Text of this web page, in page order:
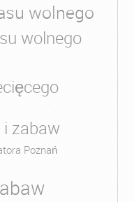
wolnego
wolnego
zabaw
Poznań